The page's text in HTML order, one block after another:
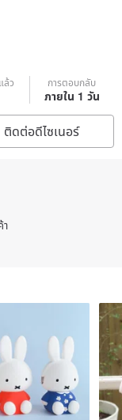
ล้ว การตอบกลับ
ภายใน 1 วัน
ติดต่อดีไซเนอร์
า